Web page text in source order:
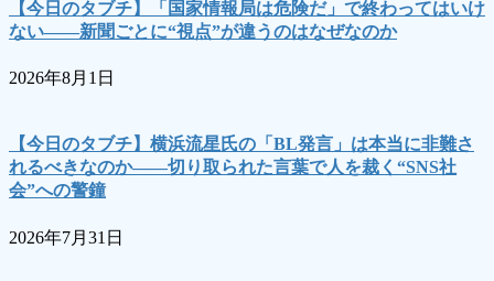
【今日のタブチ】「国家情報局は危険だ」で終わってはいけ
ない――新聞ごとに“視点”が違うのはなぜなのか
2026年8月1日
【今日のタブチ】横浜流星氏の「BL発言」は本当に非難さ
れるべきなのか――切り取られた言葉で人を裁く“SNS社
会”への警鐘
2026年7月31日